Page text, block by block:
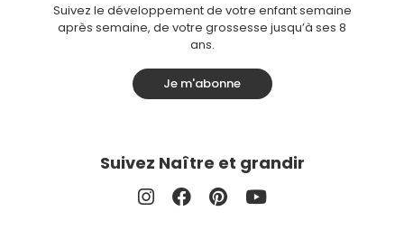
Suivez le développement de votre enfant semaine
après semaine, de votre grossesse jusqu’à ses 8
ans.
Je m'abonne
Suivez Naître et grandir